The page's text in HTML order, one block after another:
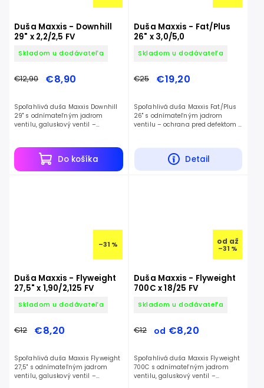
Duša Maxxis - Downhill
29" x 2,2/2,5 FV
Skladom u dodávateľa
€12,90 €8,90
Do košíka
Spoľahlivá duša Maxxis Downhill
29" s odnímateľným jadrom
ventilu, galuskový ventil –
Duša Maxxis - Fat/Plus
26" x 3,0/5,0
Skladom u dodávateľa
€25 €19,20
Detail
Spoľahlivá duša Maxxis Fat/Plus
26" s odnímateľným jadrom
ventilu – ochrana pred defektom a
–31 %
Duša Maxxis - Flyweight
27,5" x 1,90/2,125 FV
Skladom u dodávateľa
€12 €8,20
Spoľahlivá duša Maxxis Flyweight
27,5" s odnímateľným jadrom
ventilu, galuskový ventil –
od až
–31 %
Duša Maxxis - Flyweight
700C x 18/25 FV
Skladom u dodávateľa
€12 od €8,20
Spoľahlivá duša Maxxis Flyweight
700C s odnímateľným jadrom
ventilu, galuskový ventil –